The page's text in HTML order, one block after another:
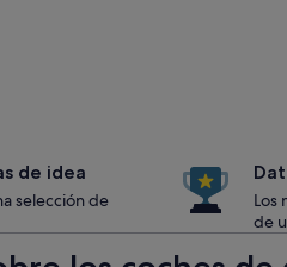
de idea
selección de
Los
de